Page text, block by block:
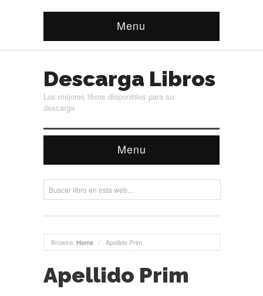
Menu
Descarga Libros
Los mejores libros disponibles para su
descarga
Menu
Browse: Home / Apellido Prim
Apellido Prim